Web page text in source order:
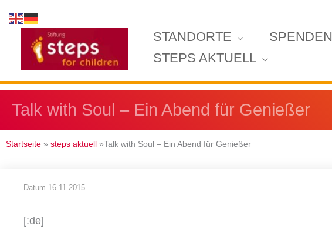
Inhalt
springen
STANDORTE SPENDEN
STEPS AKTUELL
Talk with Soul – Ein Abend für Genießer
Startseite » steps aktuell »Talk with Soul – Ein Abend für Genießer
Datum 16.11.2015
[:de]